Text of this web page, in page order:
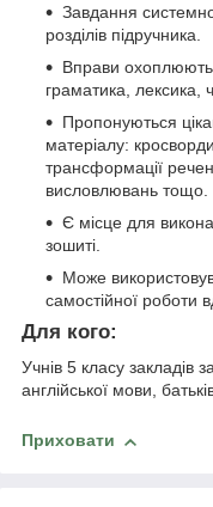
Завдання системно
розділів підручника.
Вправи охоплюють
граматика, лексика,
Пропонуються
матеріалу:
трансформації
висловлювань тощо.
Є місце для
зошиті.
Може
самостійної роботи
Для кого:
Учнів 5 класу закладів
англійської мови,
Приховати